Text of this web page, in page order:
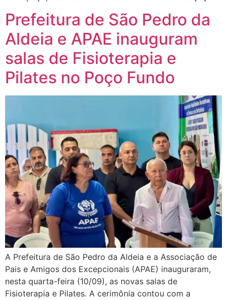
Prefeitura de São Pedro da
Aldeia e APAE inauguram
salas de Fisioterapia e
Pilates no Poço Fundo
A Prefeitura de São Pedro da Aldeia e a Associação de
Pais e Amigos dos Excepcionais (APAE) inauguraram,
nesta quarta-feira (10/09), as novas salas de
Fisioterapia e Pilates. A cerimônia contou com a